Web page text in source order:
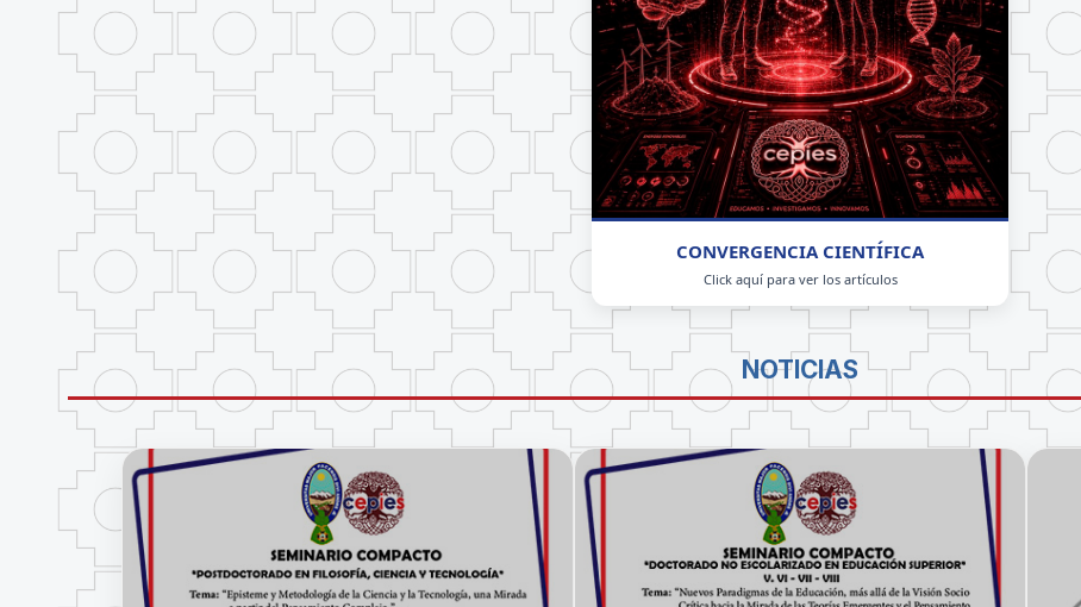
CONVERGENCIA CIENTÍFICA
Click aquí para ver los artículos
NOTICIAS